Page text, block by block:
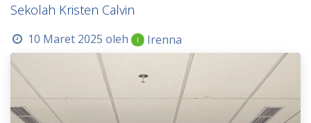
Sekolah Kristen Calvin
10 Maret 2025 oleh Irenna